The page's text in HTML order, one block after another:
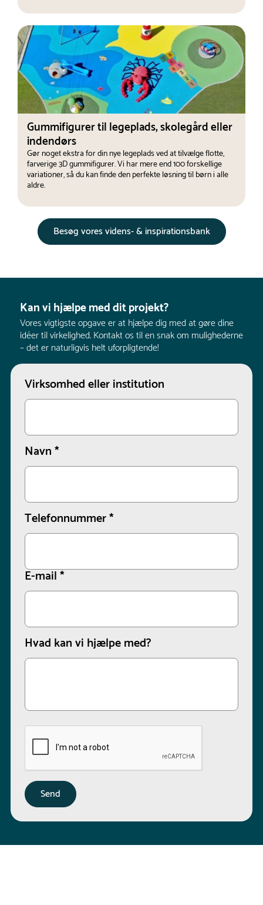
Gummifigurer til legeplads, skolegård eller
indendørs
Gør noget ekstra for din nye legeplads ved at tilvælge flotte,
farverige 3D gummifigurer. Vi har mere end 100 forskellige
variationer, så du kan finde den perfekte løsning til børn i alle
aldre.
Besøg vores videns- & inspirationsbank
Kan vi hjælpe med dit projekt?
Vores vigtigste opgave er at hjælpe dig med at gøre dine
idéer til virkelighed. Kontakt os til en snak om mulighederne
– det er naturligvis helt uforpligtende!
Virksomhed eller institution
Navn*
Telefonnummer*
E-mail*
Hvad kan vi hjælpe med?